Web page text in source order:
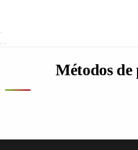
Métodos de